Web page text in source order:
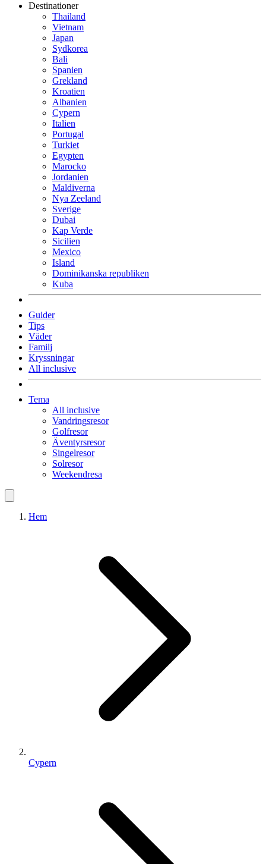
Destinationer
Thailand
Vietnam
Japan
Sydkorea
Bali
Spanien
Grekland
Kroatien
Albanien
Cypern
Italien
Portugal
Turkiet
Egypten
Marocko
Jordanien
Maldiverna
Nya Zeeland
Sverige
Dubai
Kap Verde
Sicilien
Mexico
Island
Dominikanska republiken
Kuba
Guider
Tips
Väder
Familj
Kryssningar
All inclusive
Tema
All inclusive
Vandringsresor
Golfresor
Äventyrsresor
Singelresor
Solresor
Weekendresa
Hem
Cypern